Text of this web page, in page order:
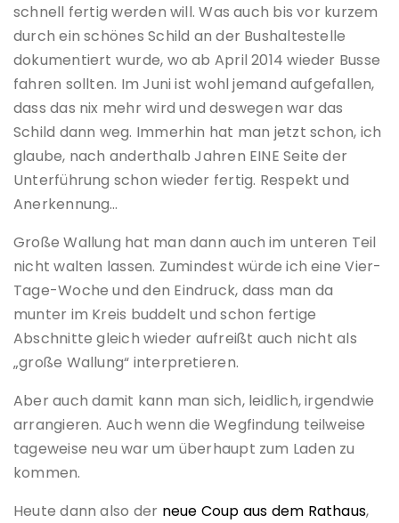
schnell fertig werden will. Was auch bis vor kurzem
durch ein schönes Schild an der Bushaltestelle
dokumentiert wurde, wo ab April 2014 wieder Busse
fahren sollten. Im Juni ist wohl jemand aufgefallen,
dass das nix mehr wird und deswegen war das
Schild dann weg. Immerhin hat man jetzt schon, ich
glaube, nach anderthalb Jahren EINE Seite der
Unterführung schon wieder fertig. Respekt und
Anerkennung…
Große Wallung hat man dann auch im unteren Teil
nicht walten lassen. Zumindest würde ich eine Vier-
Tage-Woche und den Eindruck, dass man da
munter im Kreis buddelt und schon fertige
Abschnitte gleich wieder aufreißt auch nicht als
„große Wallung“ interpretieren.
Aber auch damit kann man sich, leidlich, irgendwie
arrangieren. Auch wenn die Wegfindung teilweise
tageweise neu war um überhaupt zum Laden zu
kommen.
Heute dann also der neue Coup aus dem Rathaus,